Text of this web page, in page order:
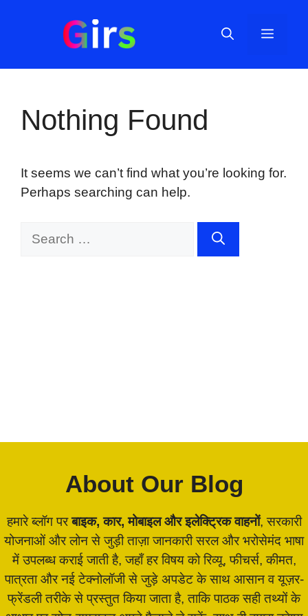
Menu
Nothing Found
It seems we can’t find what you’re looking for.
Perhaps searching can help.
About Our Blog
हमारे ब्लॉग परबाइक, कार, मोबाइल और इलेक्ट्रिक वाहनों, सरकारी
योजनाओं और लोन से जुड़ी ताज़ा जानकारी सरल और भरोसेमंद भाषा
में उपलब्ध कराई जाती है, जहाँ हर विषय को रिव्यू, फीचर्स, कीमत,
पात्रता और नई टेक्नोलॉजी से जुड़े अपडेट के साथ आसान व यूज़र-
फ्रेंडली तरीके से प्रस्तुत किया जाता है, ताकि पाठक सही तथ्यों के